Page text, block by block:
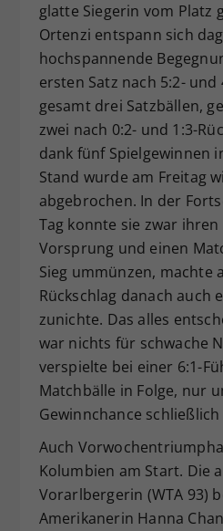
glatte Siegerin vom Platz
Ortenzi entspann sich
hochspannende
ersten Satz nach 5:2-
gesamt drei Satzbällen,
zwei nach 0:2- und 1:3-
dank fünf Spielgewinnen
Stand wurde am Freitag
abgebrochen. In der
Tag konnte sie zwar ihren
Vorsprung und einen
Sieg ummünzen, machte
Rückschlag danach auch
zunichte. Das alles
war nichts für schwache
verspielte bei einer 6:1-
Matchbälle in Folge, nur
Gewinnchance
Auch
Kolumbien am Start. Die
Vorarlbergerin (WTA 93)
Amerikanerin Hanna